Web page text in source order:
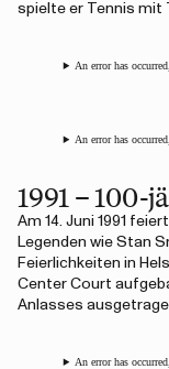
spielte er Tennis mit
An error has
An error has
1991 – 100-
Am 14. Juni 1991
Legenden wie Stan
Feierlichkeiten in
Center Court
Anlasses
An error has